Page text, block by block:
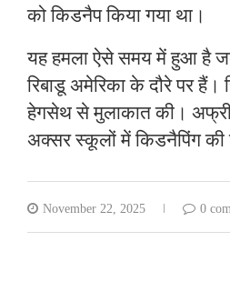
को किडनैप किया गया था।
यह हमला ऐसे समय में हुआ है
रिबाडू अमेरिका के दौरे पर
हेगसेथ से मुलाकात की।
अक्सर स्कूलों में किडनैपिंग
November 22, 2025 0